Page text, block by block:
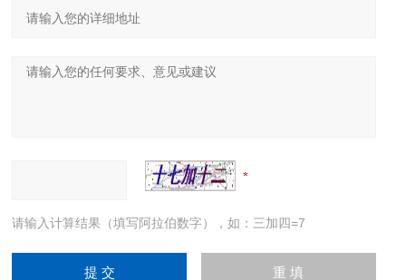
请输入计算结果（填写阿拉伯数字），如：三加四=7